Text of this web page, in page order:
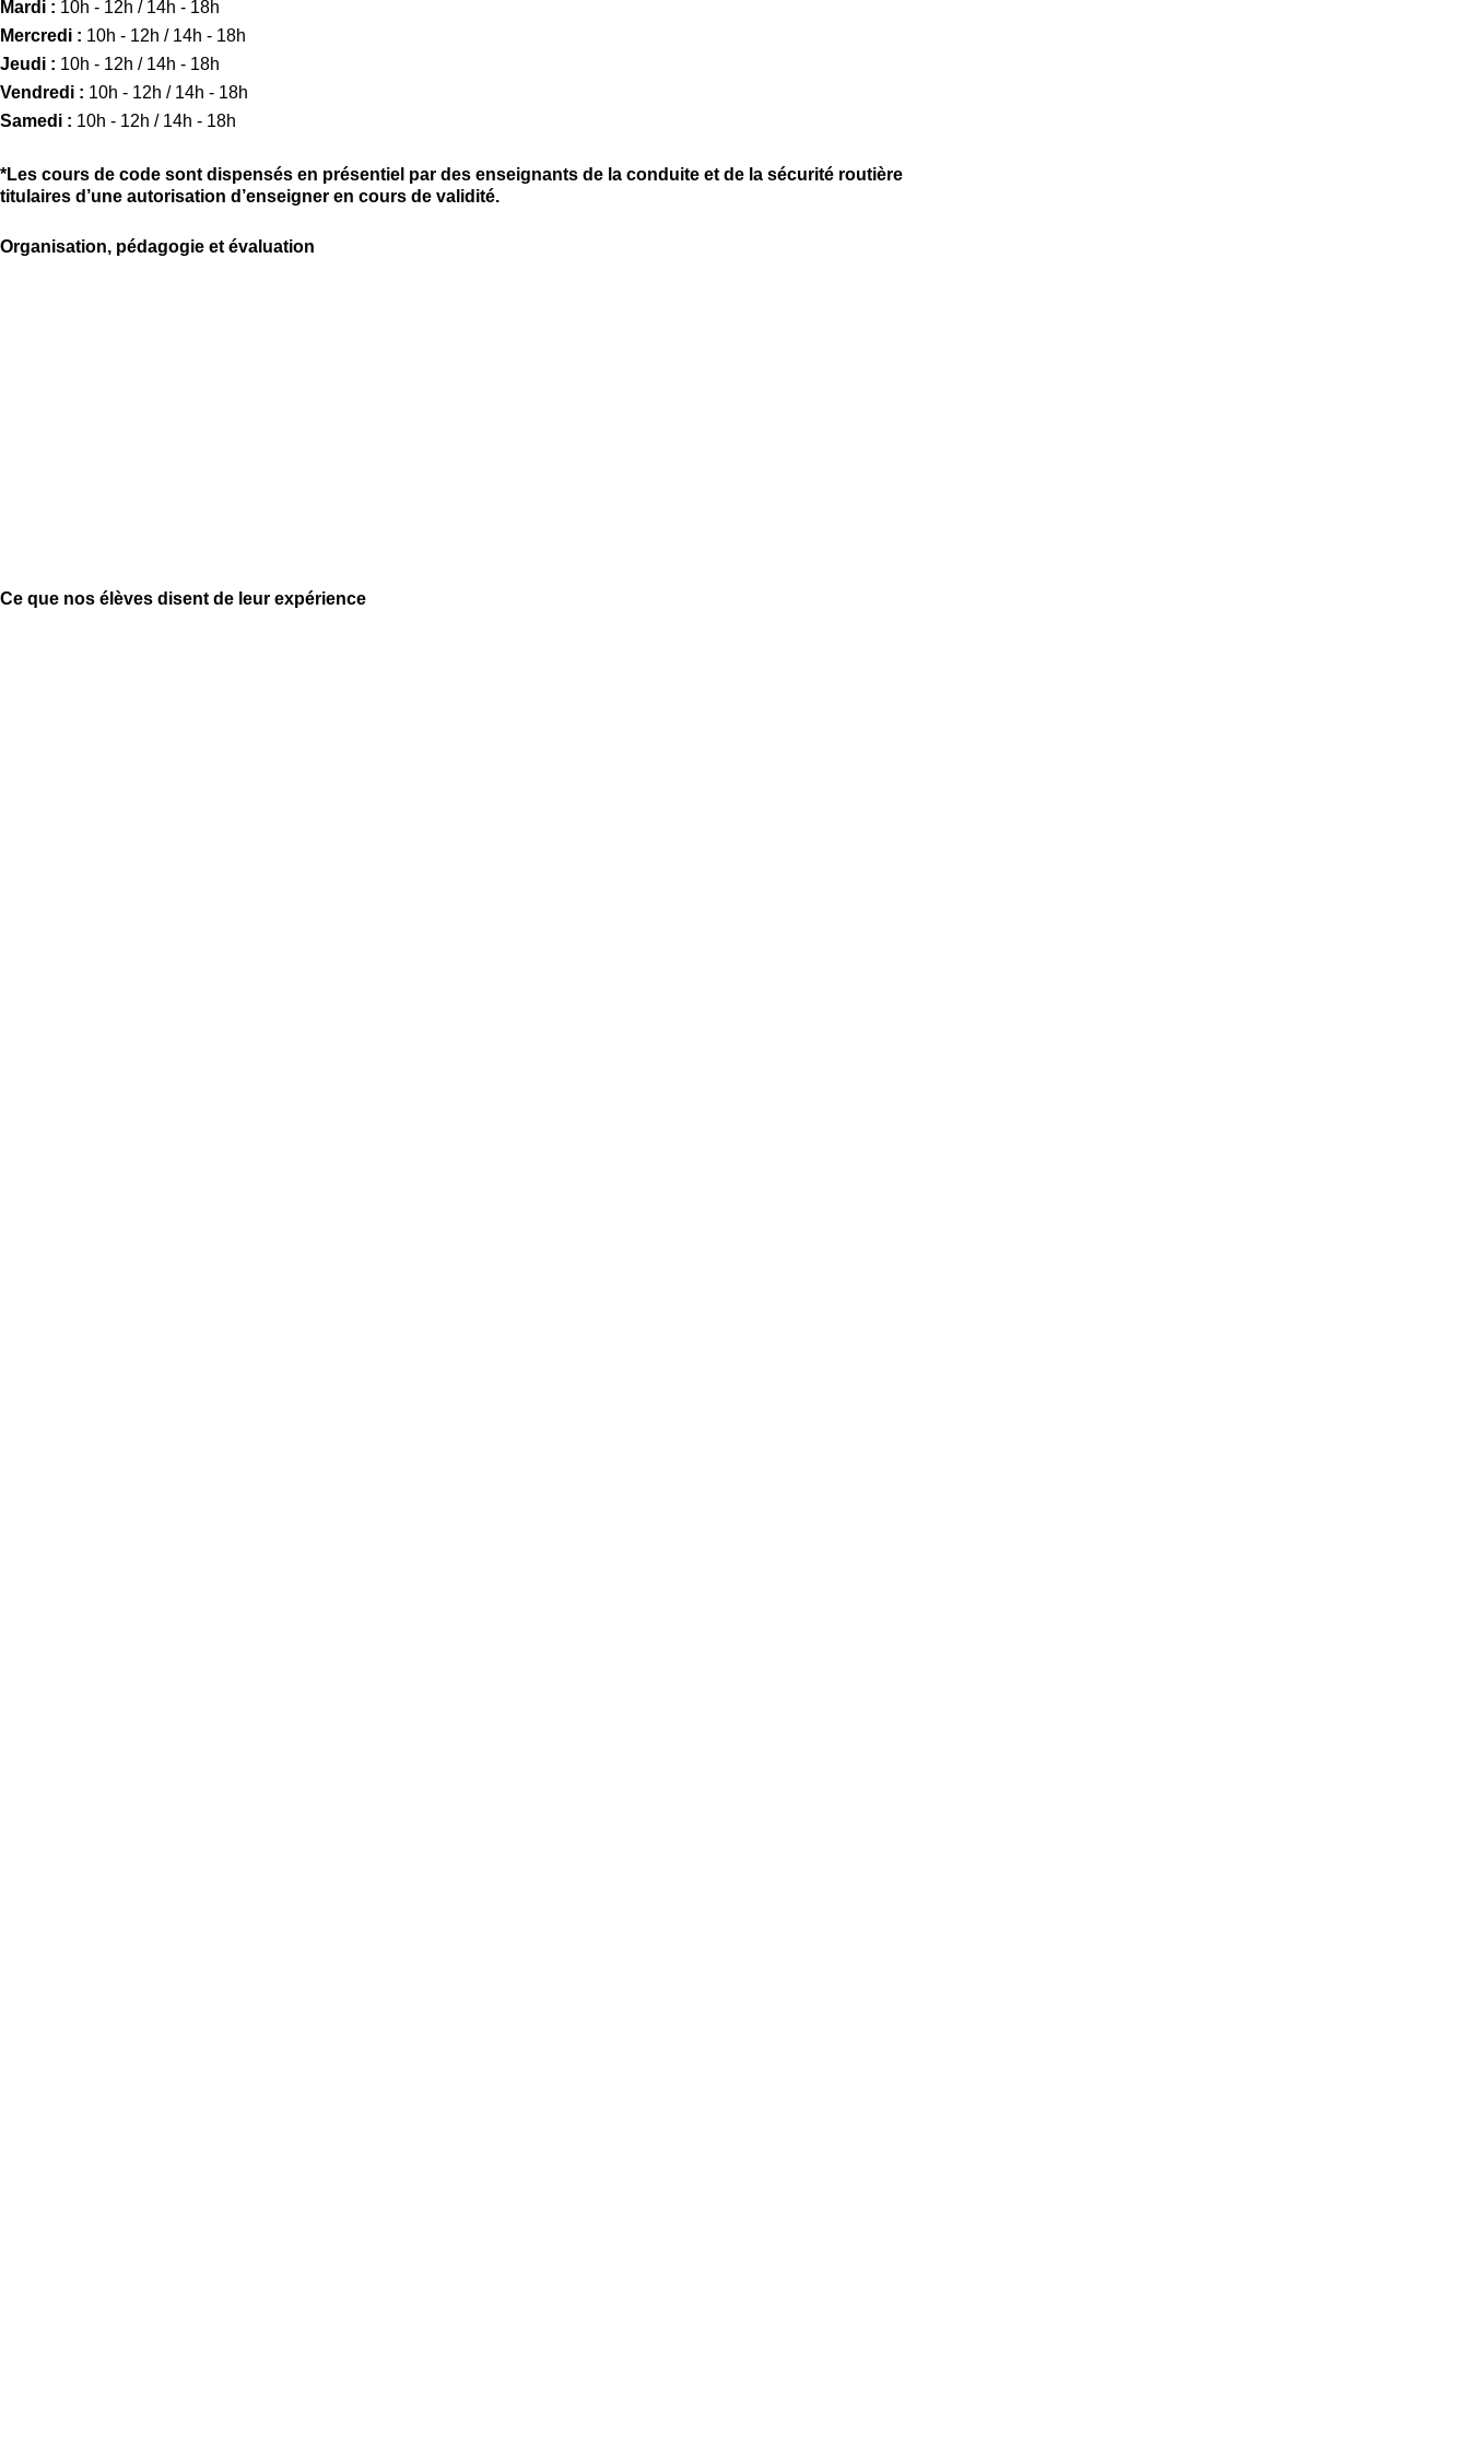
Mardi : 10h - 12h / 14h - 18h
Mercredi : 10h - 12h / 14h - 18h
Jeudi : 10h - 12h / 14h - 18h
Vendredi : 10h - 12h / 14h - 18h
Samedi : 10h - 12h / 14h - 18h
*Les cours de code sont dispensés en présentiel par des enseignants de la conduite et de la sécurité routière
titulaires d’une autorisation d’enseigner en cours de validité.
Organisation, pédagogie et évaluation
Ce que nos élèves disent de leur expérience ​